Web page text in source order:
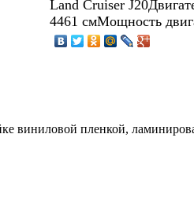
Land Cruiser
4461 смМощность
виниловой пленкой,